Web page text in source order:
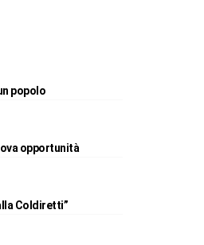
popolo
opportunità
Coldiretti”